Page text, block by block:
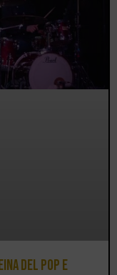
del pop e